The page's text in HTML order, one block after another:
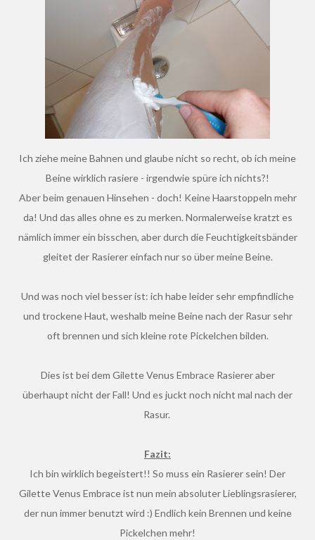
Ich ziehe meine Bahnen und glaube nicht so recht, ob ich meine
Beine wirklich rasiere - irgendwie spüre ich nichts?!
Aber beim genauen Hinsehen - doch! Keine Haarstoppeln mehr
da! Und das alles ohne es zu merken. Normalerweise kratzt es
nämlich immer ein bisschen, aber durch die Feuchtigkeitsbänder
gleitet der Rasierer einfach nur so über meine Beine.
Und was noch viel besser ist: ich habe leider sehr empfindliche
und trockene Haut, weshalb meine Beine nach der Rasur sehr
oft brennen und sich kleine rote Pickelchen bilden.
Dies ist bei dem Gilette Venus Embrace Rasierer aber
überhaupt nicht der Fall! Und es juckt noch nicht mal nach der
Rasur.
Fazit:
Ich bin wirklich begeistert!! So muss ein Rasierer sein! Der
Gilette Venus Embrace ist nun mein absoluter Lieblingsrasierer,
der nun immer benutzt wird :) Endlich kein Brennen und keine
Pickelchen mehr!